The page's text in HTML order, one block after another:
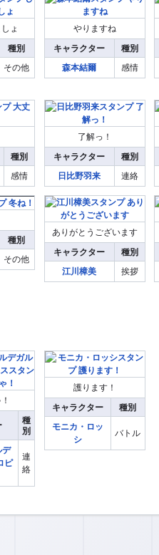
ょ
種別
その他
やりますね
キャラクター
種別
森本結爾
感情
種別
感情
了解っ！
キャラクター
種別
日比野羽来
連絡
種別
その他
ありがとうございます
キャラクター
種別
江川樟美
挨拶
種
別
デ
ピ
連
絡
護ります！
キャラクター
種別
モニカ・ロッ
シ
バトル